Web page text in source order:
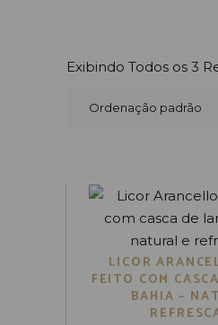
Exibindo Todos os 3
LICOR
FEITO COM
BAHIA –